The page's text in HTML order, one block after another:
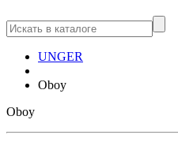
UNGER
Oboy
Oboy